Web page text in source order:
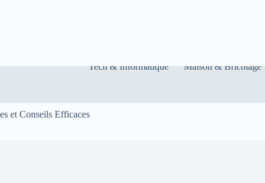
Tech & Informatique Maison & Bricolage
et Conseils Efficaces